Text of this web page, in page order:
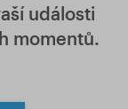
události
momentů.